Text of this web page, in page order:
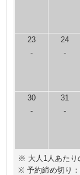
23
-
24
-
30
-
31
-
※ 大人1人あたり
※ 予約締め切り